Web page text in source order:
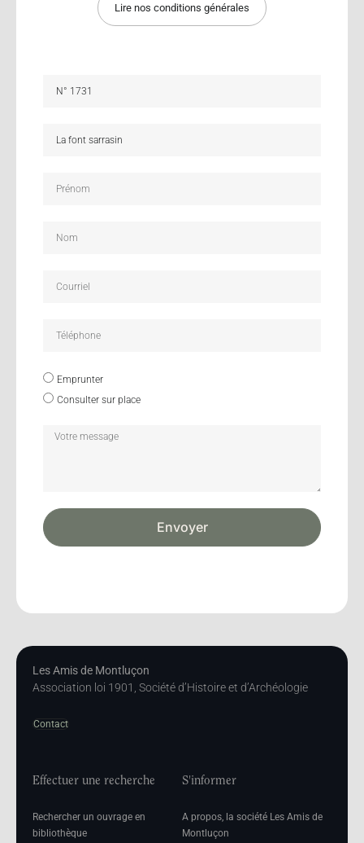
Lire nos conditions générales
Emprunter
Consulter sur place
Envoyer
Les Amis de Montluçon
Association loi 1901, Société d’Histoire et d’Archéologie
Contact
Effectuer une recherche
Rechercher un ouvrage en
bibliothèque
S'informer
A propos, la société Les Amis de
Montluçon